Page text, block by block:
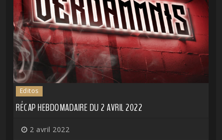
Editos
RÉCAP HEBDOMADAIRE DU 2 AVRIL 2022
2 avril 2022